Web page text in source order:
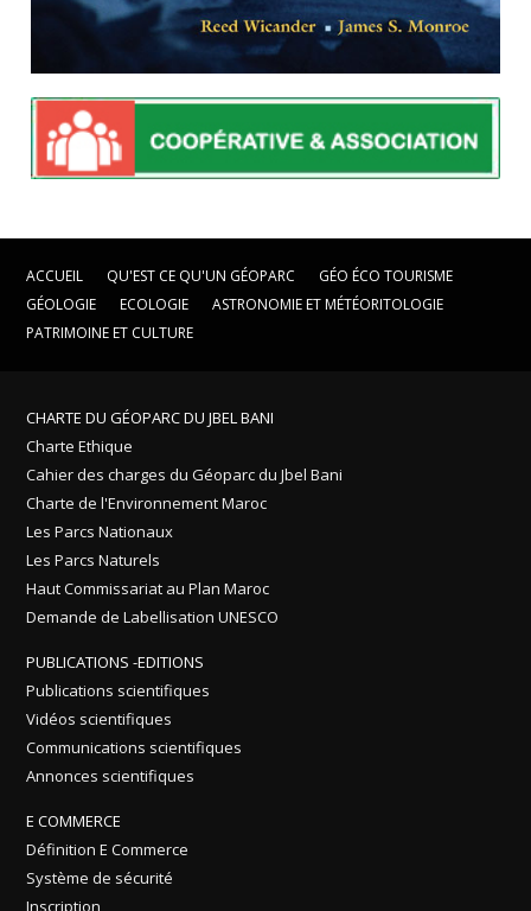
ACCUEIL QU'EST CE QU'UN GÉOPARC
GÉO ÉCO TOURISME
GÉOLOGIE
ECOLOGIE
ASTRONOMIE ET MÉTÉORITOLOGIE
PATRIMOINE ET CULTURE
CHARTE DU GÉOPARC DU JBEL BANI
Charte Ethique
Cahier des charges du Géoparc du Jbel Bani
Charte de l'Environnement Maroc
Les Parcs Nationaux
Les Parcs Naturels
Haut Commissariat au Plan Maroc
Demande de Labellisation UNESCO
PUBLICATIONS -EDITIONS
Publications scientifiques
Vidéos scientifiques
Communications scientifiques
Annonces scientifiques
E COMMERCE
Définition E Commerce
Système de sécurité
Inscription